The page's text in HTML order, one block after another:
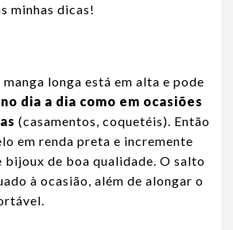
minhas dicas!
longa está em alta e pode
dia a dia como em ocasiões
(casamentos, coquetéis). Então
em renda preta e incremente
bijoux de boa qualidade. O salto
à ocasião, além de alongar o